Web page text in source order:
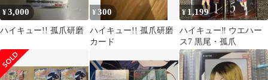
¥3,000
ハイキュー!! 孤爪研磨
¥300
ハイキュー!! 孤爪研磨
カード
¥1,199
ハイキュー‼︎ ウエハー
ス7 黒尾・孤爪